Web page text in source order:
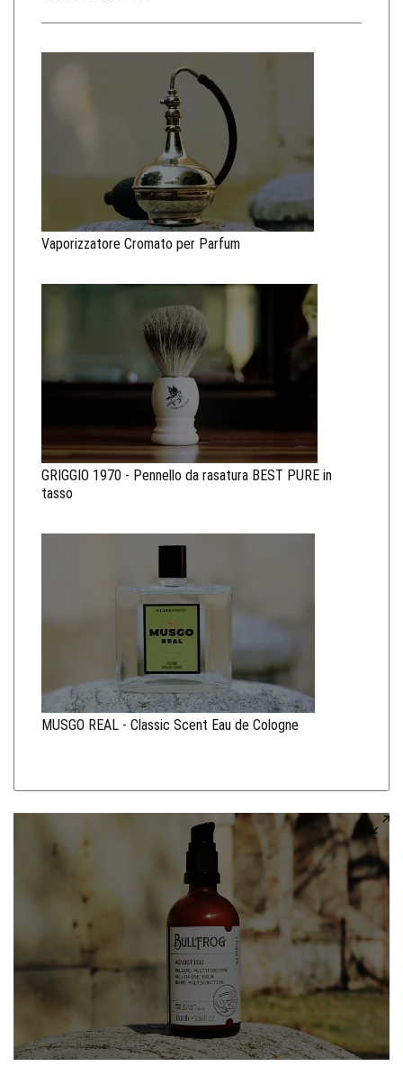
Vaporizzatore Cromato per Parfum
GRIGGIO 1970 - Pennello da rasatura BEST PURE in
tasso
MUSGO REAL - Classic Scent Eau de Cologne